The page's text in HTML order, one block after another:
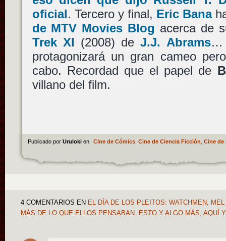
oficial. Tercero y final, Eric Bana
de MTV Movies Blog acerca de
Trek XI (2008) deJ.J. Abrams…
protagonizará un gran cameo
cabo. Recordad que el papel de
villano del film.
Publicado por Uruloki en Cine de Cómics, Cine de Ciencia Ficción Cine de
4 COMENTARIOS EN EL DÍA DE LOS PLEITOS: WATCHMEN,
MÁS DE LO QUE ELLOS PENSABAN. ESTO Y ALGO MÁS, AQUÍ